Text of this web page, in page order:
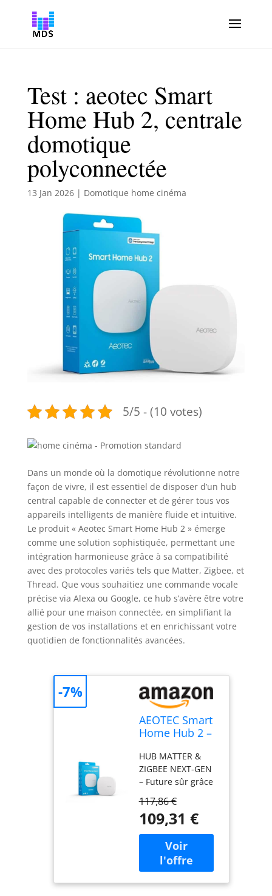
Test : aeotec Smart
Home Hub 2, centrale
domotique
polyconnectée
13 Jan 2026| Domotique home cinéma
5/5 - (10 votes)
Dans un monde où la domotique révolutionne notre
façon de vivre, il est essentiel de disposer d’un hub
central capable de connecter et de gérer tous vos
appareils intelligents de manière fluide et intuitive.
Le produit « Aeotec Smart Home Hub 2 » émerge
comme une solution sophistiquée, permettant une
intégration harmonieuse grâce à sa compatibilité
avec des protocoles variés tels que Matter, Zigbee, et
Thread. Que vous souhaitiez une commande vocale
précise via Alexa ou Google, ce hub s’avère être votre
allié pour une maison connectée, en simplifiant la
gestion de vos installations et en enrichissant votre
quotidien de fonctionnalités avancées.
AEOTEC Smart
Home Hub 2 –
Zigbee
HUB MATTER &
ZIGBEE NEXT-GEN
– Future sûr grâce
complète de
Matter avec plus
de 300 appareils et
plus de 180
marques. En outre,
la connexion
transparente de
117,86 €
109,31 €
-7%